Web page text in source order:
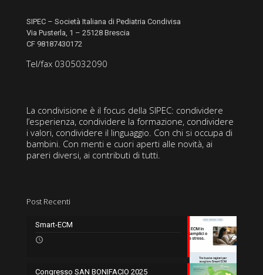
SIPEC – Società Italiana di Pediatria Condivisa
Via Pusterla, 1 – 25128 Brescia
CF 98187430172
Tel/fax 0305032090
La condivisione è il focus della SIPEC: condividere
l’esperienza, condividere la formazione, condividere
i valori, condividere il linguaggio. Con chi si occupa di
bambini. Con menti e cuori aperti alle novità, ai
pareri diversi, ai contributi di tutti.
Post Recenti
Smart-ECM
Congresso SAN BONIFACIO 2025